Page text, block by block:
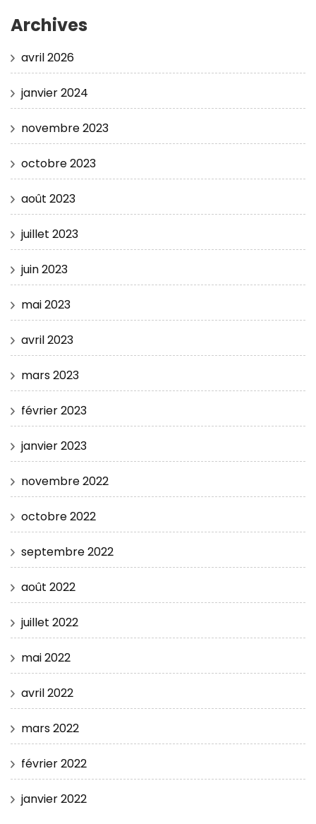
Archives
avril 2026
janvier 2024
novembre 2023
octobre 2023
août 2023
juillet 2023
juin 2023
mai 2023
avril 2023
mars 2023
février 2023
janvier 2023
novembre 2022
octobre 2022
septembre 2022
août 2022
juillet 2022
mai 2022
avril 2022
mars 2022
février 2022
janvier 2022